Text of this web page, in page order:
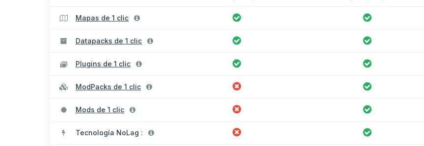
Mapas de 1 clic
Datapacks de 1 clic
Plugins de 1 clic
ModPacks de 1 clic
Mods de 1 clic
Tecnología NoLag :